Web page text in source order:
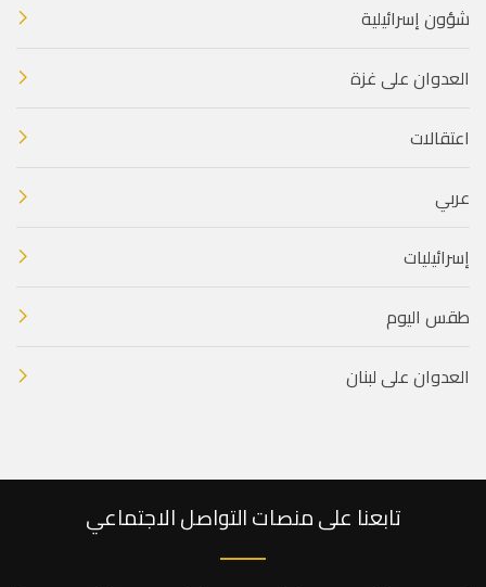
شؤون إسرائيلية
العدوان على غزة
اعتقالات
عربي
إسرائيليات
طقس اليوم
العدوان على لبنان
تابعنا على منصات التواصل الاجتماعي